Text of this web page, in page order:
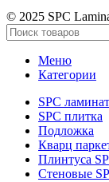
© 2025 SPC
Меню
Категории
SPC ламинат
SPC плитка
Подложка
Кварц
Плинтуса
Стеновые